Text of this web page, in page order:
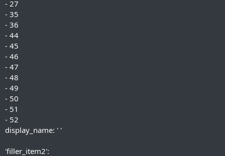
- 27
- 35
- 36
- 44
- 45
- 46
- 47
- 48
- 49
- 50
- 51
- 52
display_name: ' '
'filler_item2':